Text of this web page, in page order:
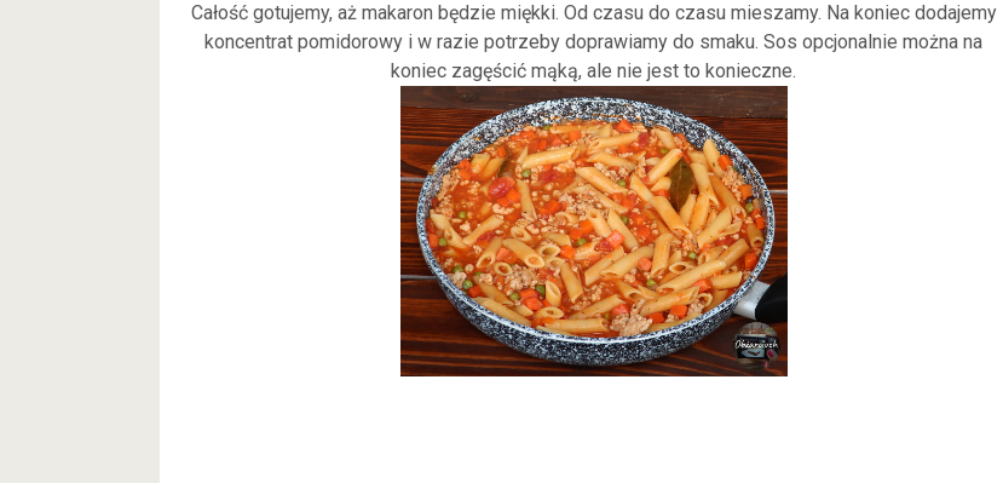
Całość gotujemy, aż makaron będzie miękki. Od czasu do czasu mieszamy. Na koniec dodajemy
koncentrat pomidorowy i w razie potrzeby doprawiamy do smaku. Sos opcjonalnie można na
koniec zagęścić mąką, ale nie jest to konieczne.